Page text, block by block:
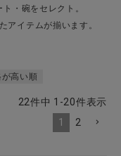
・碗をセレクト。
アイテムが揃います。
高い順
22件中 1 -20件表示
1
2